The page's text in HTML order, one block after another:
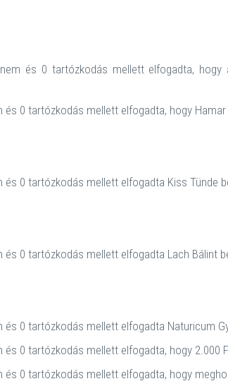
és 0 tartózkodás mellett elfogadta,
és 0 tartózkodás mellett elfogadta, hogy
és 0 tartózkodás mellett elfogadta Kiss Tünde
és 0 tartózkodás mellett elfogadta Lach Bálint
és 0 tartózkodás mellett elfogadta Naturicum
és 0 tartózkodás mellett elfogadta, hogy 2.000
és 0 tartózkodás mellett elfogadta, hogy